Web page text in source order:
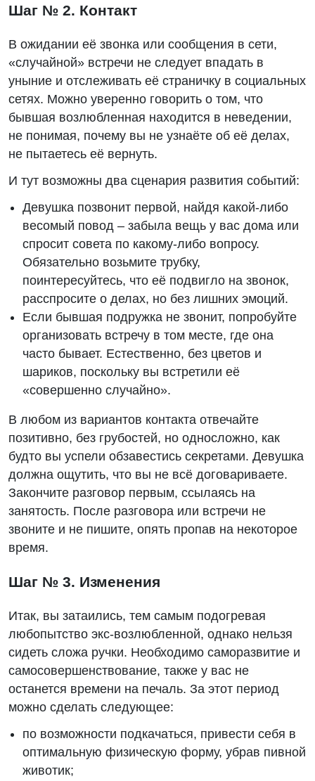
Шаг № 2. Контакт
В ожидании её звонка или сообщения в сети,
«случайной» встречи не следует впадать в
уныние и отслеживать её страничку в социальных
сетях. Можно уверенно говорить о том, что
бывшая возлюбленная находится в неведении,
не понимая, почему вы не узнаёте об её делах,
не пытаетесь её вернуть.
И тут возможны два сценария развития событий:
Девушка позвонит первой, найдя какой-либо
весомый повод – забыла вещь у вас дома или
спросит совета по какому-либо вопросу.
Обязательно возьмите трубку,
поинтересуйтесь, что её подвигло на звонок,
расспросите о делах, но без лишних эмоций.
Если бывшая подружка не звонит, попробуйте
организовать встречу в том месте, где она
часто бывает. Естественно, без цветов и
шариков, поскольку вы встретили её
«совершенно случайно».
В любом из вариантов контакта отвечайте
позитивно, без грубостей, но односложно, как
будто вы успели обзавестись секретами. Девушка
должна ощутить, что вы не всё договариваете.
Закончите разговор первым, ссылаясь на
занятость. После разговора или встречи не
звоните и не пишите, опять пропав на некоторое
время.
Шаг № 3. Изменения
Итак, вы затаились, тем самым подогревая
любопытство экс-возлюбленной, однако нельзя
сидеть сложа ручки. Необходимо саморазвитие и
самосовершенствование, также у вас не
останется времени на печаль. За этот период
можно сделать следующее:
по возможности подкачаться, привести себя в
оптимальную физическую форму, убрав пивной
животик;